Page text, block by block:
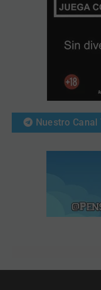
Nuestro Canal